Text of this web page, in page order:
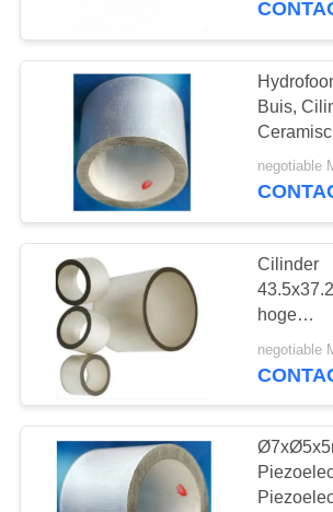
Piezoelectric
Keramiek
Ultrasone
Bellensensor
Buis,
Cilinder
hoge
Lange